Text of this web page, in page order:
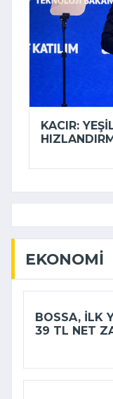
KACIR:
EKONOMI
BOSSA, ILK
39 TL NET